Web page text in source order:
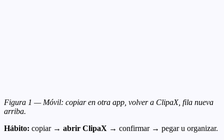
Figura 1 — Móvil: copiar en otra app, volver a ClipaX, fila nueva
arriba.
Hábito: copiar → abrir ClipaX → confirmar → pegar u organizar.